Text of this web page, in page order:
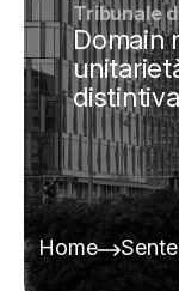
Tribunale
Domain
distintiva
Home